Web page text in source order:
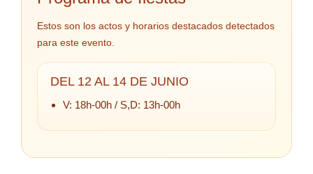
Estos son los actos y horarios destacados detectados
para este evento.
DEL 12 AL 14 DE JUNIO
V: 18h-00h / S,D: 13h-00h